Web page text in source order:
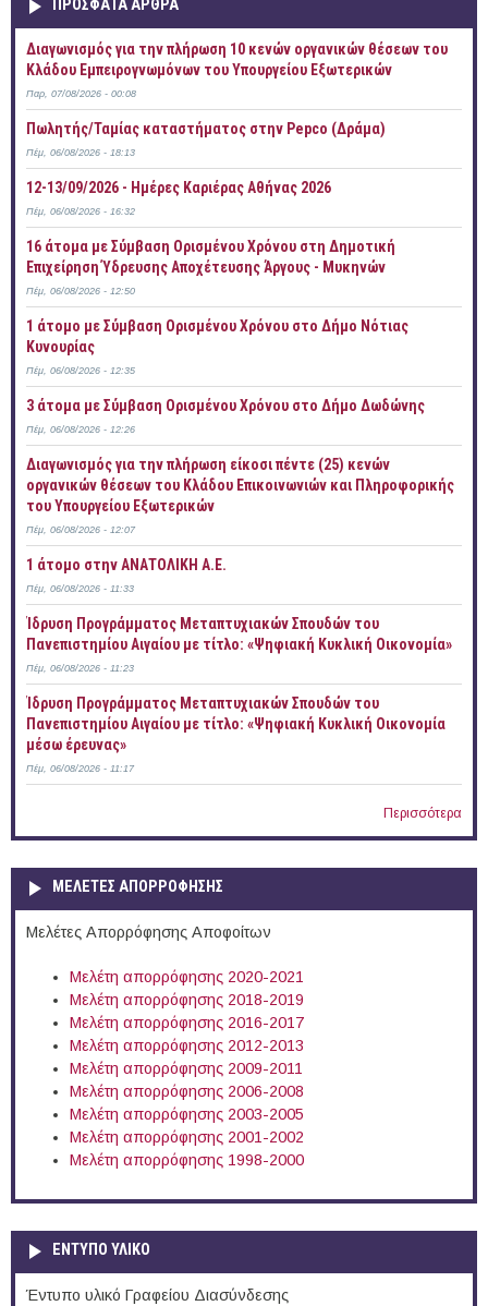
ΠΡOΣΦΑΤΑ AΡΘΡΑ
Διαγωνισμός για την πλήρωση 10 κενών οργανικών θέσεων του
Κλάδου Εμπειρογνωμόνων του Υπουργείου Εξωτερικών
Παρ, 07/08/2026 - 00:08
Πωλητής/Ταμίας καταστήματος στην Pepco (Δράμα)
Πέμ, 06/08/2026 - 18:13
12-13/09/2026 - Ημέρες Καριέρας Αθήνας 2026
Πέμ, 06/08/2026 - 16:32
16 άτομα με Σύμβαση Ορισμένου Χρόνου στη Δημοτική
Επιχείρηση Ύδρευσης Αποχέτευσης Άργους - Μυκηνών
Πέμ, 06/08/2026 - 12:50
1 άτομο με Σύμβαση Ορισμένου Χρόνου στο Δήμο Νότιας
Κυνουρίας
Πέμ, 06/08/2026 - 12:35
3 άτομα με Σύμβαση Ορισμένου Χρόνου στο Δήμο Δωδώνης
Πέμ, 06/08/2026 - 12:26
Διαγωνισμός για την πλήρωση είκοσι πέντε (25) κενών
οργανικών θέσεων του Κλάδου Επικοινωνιών και Πληροφορικής
του Υπουργείου Εξωτερικών
Πέμ, 06/08/2026 - 12:07
1 άτομο στην ΑΝΑΤΟΛΙΚΗ Α.Ε.
Πέμ, 06/08/2026 - 11:33
Ίδρυση Προγράμματος Μεταπτυχιακών Σπουδών του
Πανεπιστημίου Αιγαίου με τίτλο: «Ψηφιακή Κυκλική Οικονομία»
Πέμ, 06/08/2026 - 11:23
Ίδρυση Προγράμματος Μεταπτυχιακών Σπουδών του
Πανεπιστημίου Αιγαίου με τίτλο: «Ψηφιακή Κυκλική Οικονομία
μέσω έρευνας»
Πέμ, 06/08/2026 - 11:17
Περισσότερα
ΜΕΛΕΤΕΣ ΑΠΟΡΡΟΦΗΣΗΣ
Μελέτες Απορρόφησης Αποφοίτων
Μελέτη απορρόφησης 2020-2021
Μελέτη απορρόφησης 2018-2019
Μελέτη απορρόφησης 2016-2017
Μελέτη απορρόφησης 2012-2013
Μελέτη απορρόφησης 2009-2011
Μελέτη απορρόφησης 2006-2008
Μελέτη απορρόφησης 2003-2005
Μελέτη απορρόφησης 2001-2002
Μελέτη απορρόφησης 1998-2000
ΕΝΤΥΠΟ ΥΛΙΚΟ
Έντυπο υλικό Γραφείου Διασύνδεσης